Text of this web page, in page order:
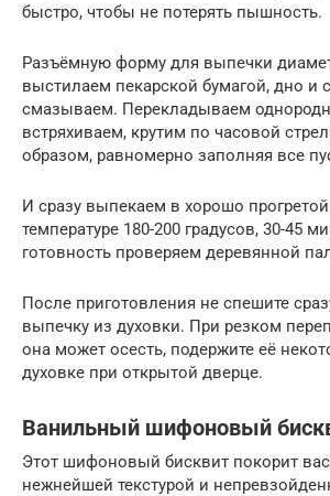
быстро, чтобы не потерять пышность.
Разъёмную форму для выпечки
выстилаем пекарской бумагой, дно и
смазываем. Перекладываем
встряхиваем, крутим по часовой
образом, равномерно заполняя все
И сразу выпекаем в хорошо
температуре 180-200 градусов, 30-45
готовность проверяем деревянной
После приготовления не спешите
выпечку из духовки. При резком
она может осесть, подержите её
духовке при открытой дверце.
Ванильный шифоновый
Этот шифоновый бисквит покорит
нежнейшей текстурой и